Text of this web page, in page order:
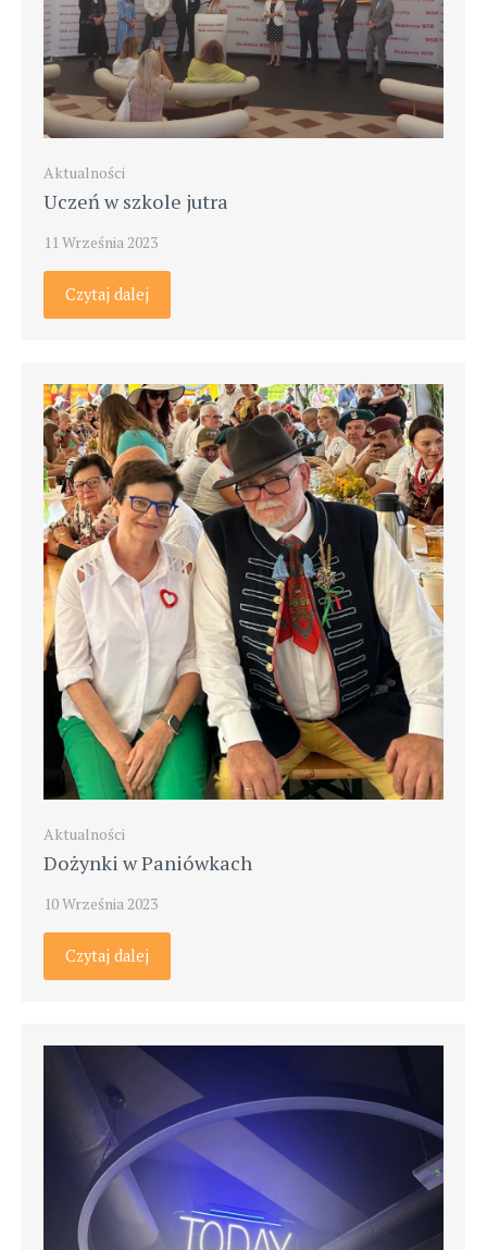
Aktualności
Uczeń w szkole jutra
11 Września 2023
Czytaj dalej
Aktualności
Dożynki w Paniówkach
10 Września 2023
Czytaj dalej